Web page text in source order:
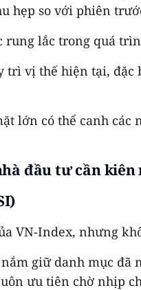
hẹp so với phiên
lắc trong quá
vị thế hiện tại,
lớn có thể canh
đầu tư cần
VN-Index, nhưng
giữ danh mục
ưu tiên chờ nhịp